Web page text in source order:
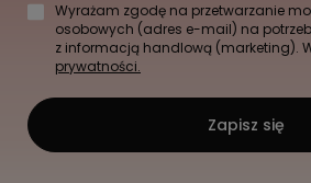
Wyrażam zgodę na przetwarzanie
osobowych (adres e-mail) na
z informacją handlową (marketing).
prywatności.
Zapisz się